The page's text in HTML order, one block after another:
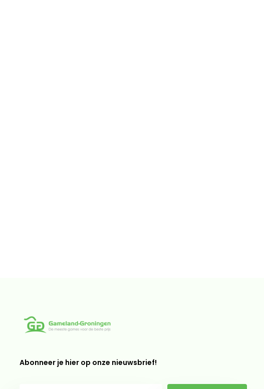
Abonneer je hier op onze nieuwsbrief!